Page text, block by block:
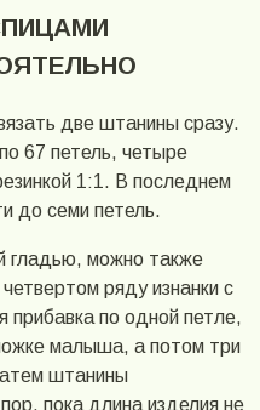
две штанины сразу.
67 петель, четыре
1:1. В последнем
до семи петель.
гладью, можно также
ряду изнанки с
прибавка по одной петле,
малыша, а потом три
штанины
пока длина изделия не